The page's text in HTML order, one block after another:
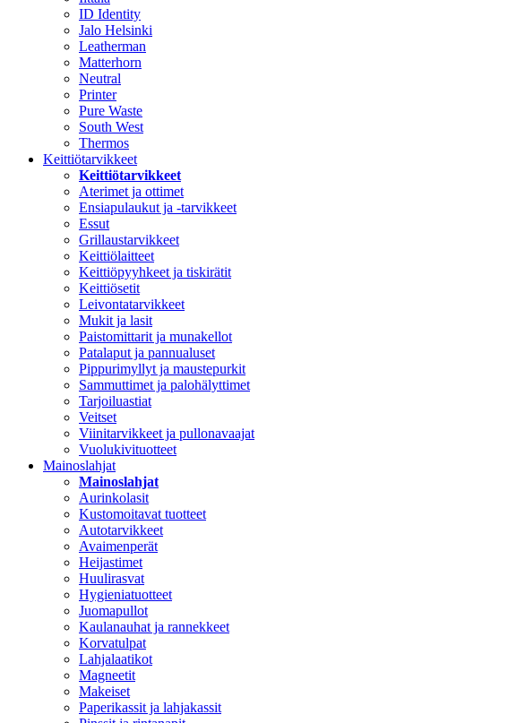
ID Identity
Jalo Helsinki
Leatherman
Matterhorn
Neutral
Printer
Pure Waste
South West
Thermos
Keittiötarvikkeet
Keittiötarvikkeet
Aterimet ja ottimet
Ensiapulaukut ja -tarvikkeet
Essut
Grillaustarvikkeet
Keittiölaitteet
Keittiöpyyhkeet ja tiskirätit
Keittiösetit
Leivontatarvikkeet
Mukit ja lasit
Paistomittarit ja munakellot
Patalaput ja pannualuset
Pippurimyllyt ja maustepurkit
Sammuttimet ja palohälyttimet
Tarjoiluastiat
Veitset
Viinitarvikkeet ja pullonavaajat
Vuolukivituotteet
Mainoslahjat
Mainoslahjat
Aurinkolasit
Kustomoitavat tuotteet
Autotarvikkeet
Avaimenperät
Heijastimet
Huulirasvat
Hygieniatuotteet
Juomapullot
Kaulanauhat ja rannekkeet
Korvatulpat
Lahjalaatikot
Magneetit
Makeiset
Paperikassit ja lahjakassit